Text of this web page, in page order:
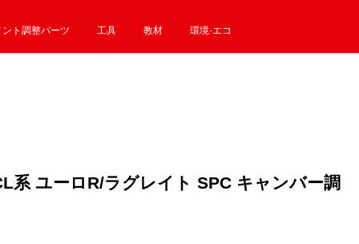
ント調整パーツ 工具 教材 環境·エコ
ユーロR/ラグレイト SPC キャンバー調